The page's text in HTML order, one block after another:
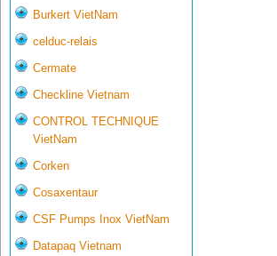
Burkert VietNam
celduc-relais
Cermate
Checkline Vietnam
CONTROL TECHNIQUE
VietNam
Corken
Cosaxentaur
CSF Pumps Inox VietNam
Datapaq Vietnam